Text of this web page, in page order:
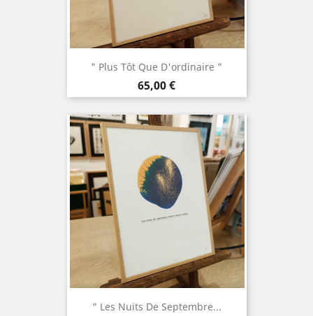
" Plus Tôt Que D'ordinaire "
Prix
65,00 €
" Les Nuits De Septembre...